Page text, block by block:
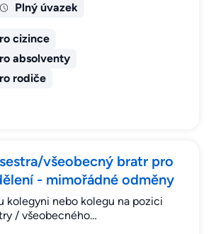
Plný úvazek
cizince
absolventy
rodiče
všeobecný bratr pro
- mimořádné odměny
kolegyni nebo kolegu na pozici
/ všeobecného…